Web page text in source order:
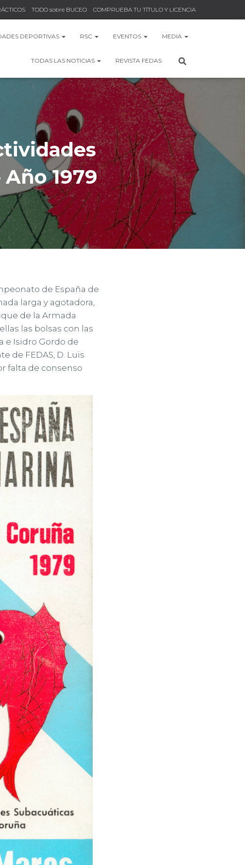
TODO sobre BUCEO COMPRUEBA TU TÍTULO Y LICENCIA
DEPORTIVAS RSC EVENTOS MEDIA
TODAS LAS NOTICIAS REVISTA FEDAS
1979
de España de
larga y agotadora,
de la Armada
las bolsas con las
e Isidro Gordo de
de FEDAS, D. Luis
falta de consenso